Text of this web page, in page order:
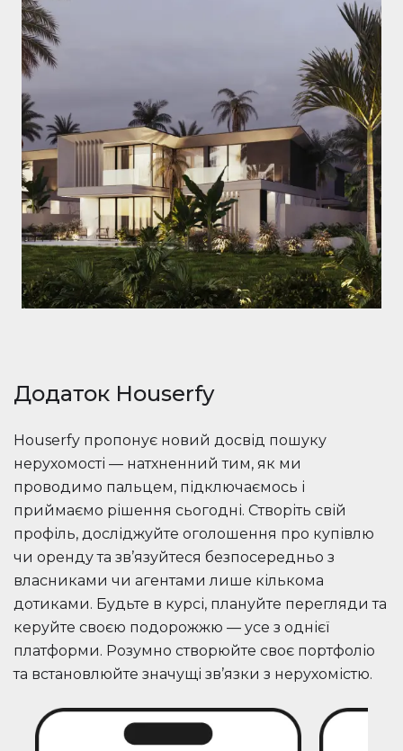
Додаток Houserfy
Houserfy пропонує новий досвід пошуку
нерухомості — натхненний тим, як ми
проводимо пальцем, підключаємось і
приймаємо рішення сьогодні. Створіть свій
профіль, досліджуйте оголошення про купівлю
чи оренду та зв’язуйтеся безпосередньо з
власниками чи агентами лише кількома
дотиками. Будьте в курсі, плануйте перегляди та
керуйте своєю подорожжю — усе з однієї
платформи. Розумно створюйте своє портфоліо
та встановлюйте значущі зв’язки з нерухомістю.